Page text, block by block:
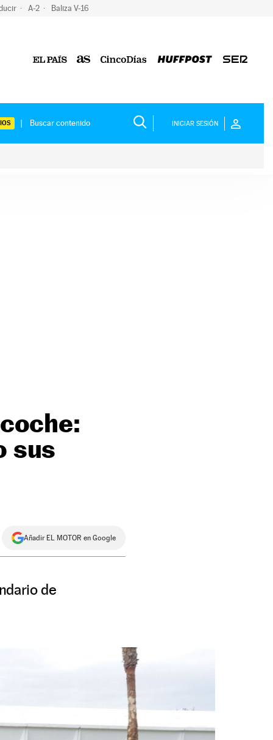
A-2 Baliza V-16
INICIAR SESIÓN
sus
Añadir EL MOTOR en Google
de